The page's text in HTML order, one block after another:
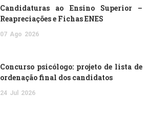
Candidaturas ao Ensino Superior –
Reapreciações e Fichas ENES
07 Ago 2026
Concurso psicólogo: projeto de lista de
ordenação final dos candidatos
24 Jul 2026